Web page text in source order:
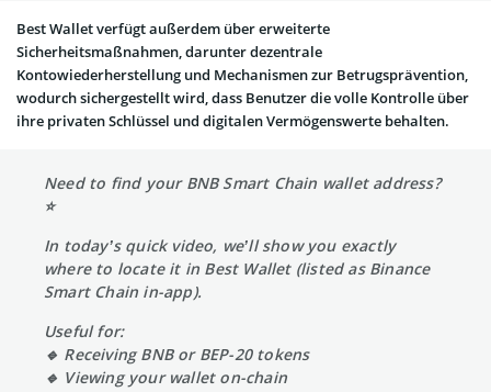
Best Wallet verfügt außerdem über erweiterte
Sicherheitsmaßnahmen, darunter dezentrale
Kontowiederherstellung und Mechanismen zur Betrugsprävention,
wodurch sichergestellt wird, dass Benutzer die volle Kontrolle über
ihre privaten Schlüssel und digitalen Vermögenswerte behalten.
Need to find your BNB Smart Chain wallet address?
⭐
In today’s quick video, we’ll show you exactly
where to locate it in Best Wallet (listed as Binance
Smart Chain in-app).
Useful for:
🔹 Receiving BNB or BEP-20 tokens
🔹 Viewing your wallet on-chain